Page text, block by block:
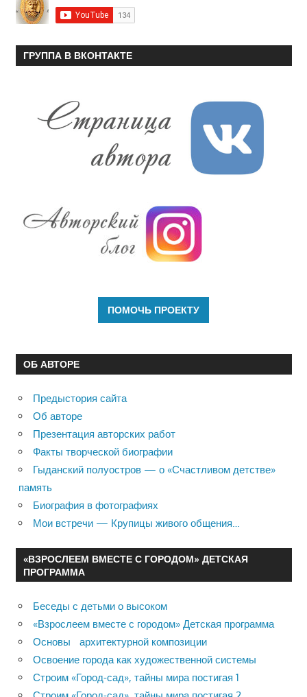
ГРУППА В ВКОНТАКТЕ
ОБ АВТОРЕ
Предыстория сайта
Об авторе
Презентация авторских работ
Факты творческой биографии
Гыданский полуостров — о «Счастливом детстве»
память
Биография в фотографиях
Мои встречи — Крупицы живого общения…
«ВЗРОСЛЕЕМ ВМЕСТЕ С ГОРОДОМ» ДЕТСКАЯ
ПРОГРАММА
Беседы с детьми о высоком
«Взрослеем вместе с городом» Детская программа
Основы архитектурной композиции
Освоение города как художественной системы
Строим «Город-сад», тайны мира постигая 1